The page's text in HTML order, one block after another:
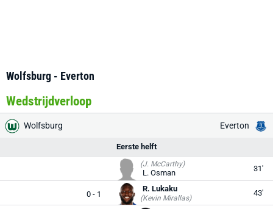
Wolfsburg - Everton
Wedstrijdverloop
Wolfsburg Everton
Eerste helft
(J. McCarthy)
L. Osman 31'
0 - 1
R. Lukaku
(Kevin Mirallas)
43'